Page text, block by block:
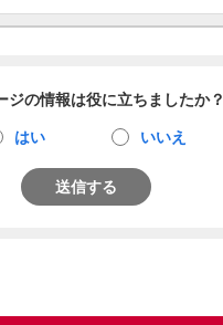
ジの情報は役に立ちましたか？
はい いいえ
送信する